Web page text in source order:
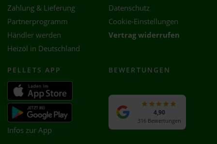
Zahlung & Lieferung
Partnerprogramm
Händler werden
Heizöl in Deutschland
Datenschutz
Cookie-Einstellungen
Vertrag widerrufen
PELLETS APP
Infos zur App
BEWERTUNGEN
4,90
316 Bewertungen